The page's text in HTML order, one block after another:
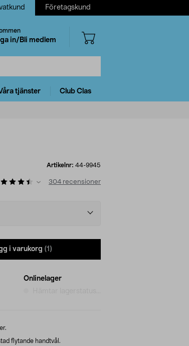
Företagskund
in/Bli medlem
tjänster Club Clas
Artikelnr: 44-9945
304 recensioner
i varukorg (1)
Onlinelager
flytande handtvål.